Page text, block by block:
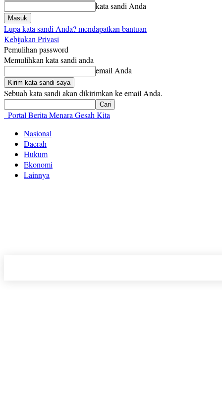
kata sandi Anda
Lupa kata sandi Anda? mendapatkan bantuan
Kebijakan Privasi
Pemulihan password
Memulihkan kata sandi anda
email Anda
Sebuah kata sandi akan dikirimkan ke email Anda.
Portal Berita Menara Gesah Kita
Nasional
Daerah
Hukum
Ekonomi
Lainnya